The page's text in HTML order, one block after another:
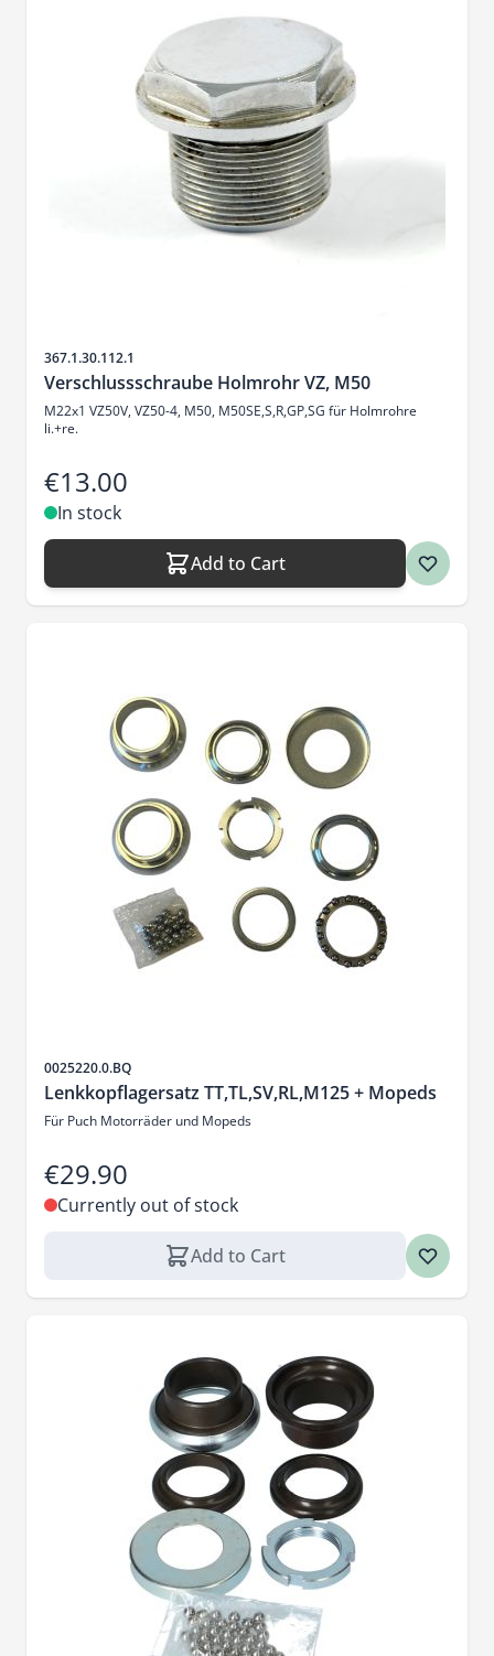
Sku
367.1.30.112.1
Verschlussschraube Holmrohr VZ, M50
M22x1 VZ50V, VZ50-4, M50, M50SE,S,R,GP,SG für Holmrohre
li.+re.
€13.00
In stock
Add to Cart
Sku
0025220.0.BQ
Lenkkopflagersatz TT,TL,SV,RL,M125 + Mopeds
Für Puch Motorräder und Mopeds
€29.90
Currently out of stock
Add to Cart